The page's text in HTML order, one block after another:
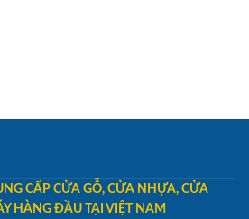
CẤP CỬA GỖ, CỬA NHỰA, CỬA
HÀNG ĐẦU TẠI VIỆT NAM